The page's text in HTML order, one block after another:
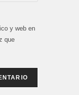
y web en
que